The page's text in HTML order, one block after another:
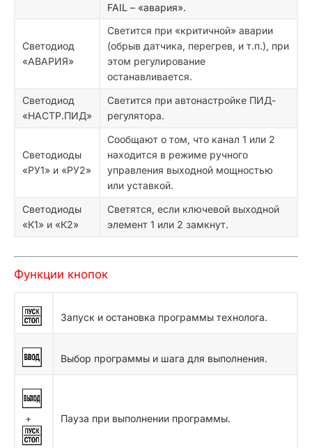
FAIL – «авария».
Светодиод
«АВАРИЯ»
Светится при «критичной» аварии
(обрыв датчика, перегрев, и т.п.), при
этом регулирование
останавливается.
Светодиод
«НАСТР.ПИД»
Светится при автонастройке ПИД-
регулятора.
Светодиоды
«РУ1» и «РУ2»
Сообщают о том, что канал 1 или 2
находится в режиме ручного
управления выходной мощностью
или уставкой.
Светодиоды
«К1» и «К2»
Светятся, если ключевой выходной
элемент 1 или 2 замкнут.
Функции кнопок
Запуск и остановка программы технолога.
Выбор программы и шага для выполнения.
+ Пауза при выполнении программы.